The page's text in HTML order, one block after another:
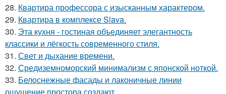
28. Квартира профессора с изысканным характером.
29. Квартира в комплексе Slava.
30. Эта кухня - гостиная объединяет элегантность
классики и лёгкость современного стиля.
31. Свет и дыхание времени.
32. Средиземноморский минимализм с японской ноткой.
33. Белоснежные фасады и лаконичные линии